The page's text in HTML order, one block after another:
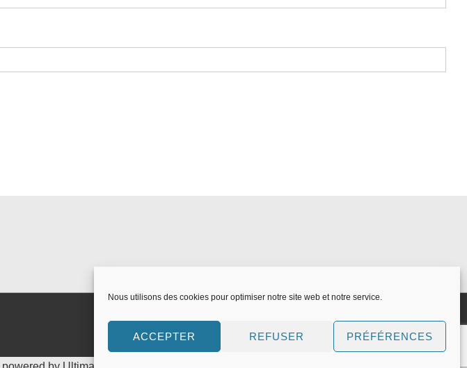
Nous utilisons des cookies pour optimiser notre site web et notre service.
ACCEPTER REFUSER PRÉFÉRENCES